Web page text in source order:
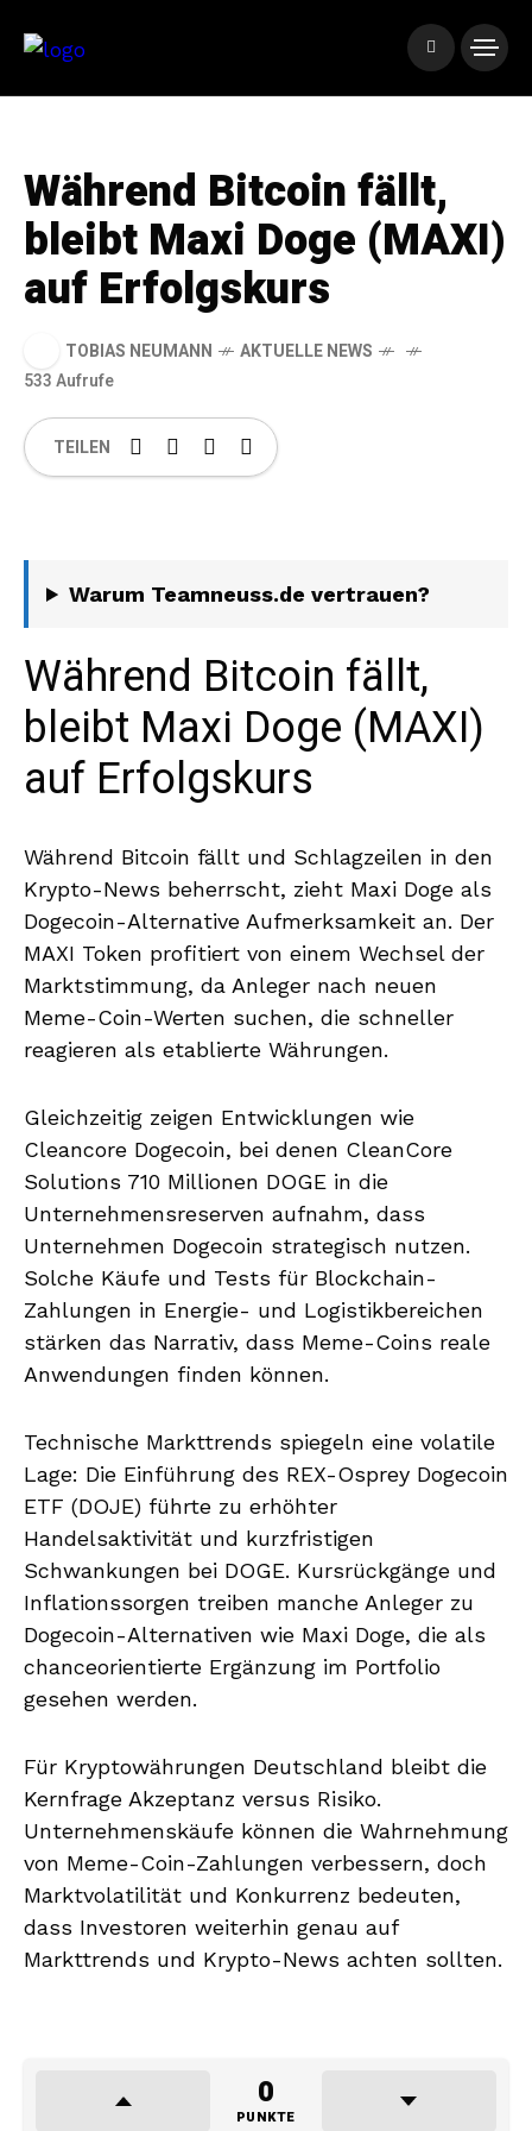
Während Bitcoin fällt,
bleibt Maxi Doge (MAXI)
auf Erfolgskurs
TOBIAS NEUMANN
AKTUELLE NEWS
533 Aufrufe
TEILEN
Warum Teamneuss.de vertrauen?
Während Bitcoin fällt,
bleibt Maxi Doge (MAXI)
auf Erfolgskurs
Während Bitcoin fällt und Schlagzeilen in den
Krypto-News beherrscht, zieht Maxi Doge als
Dogecoin-Alternative Aufmerksamkeit an. Der
MAXI Token profitiert von einem Wechsel der
Marktstimmung, da Anleger nach neuen
Meme-Coin-Werten suchen, die schneller
reagieren als etablierte Währungen.
Gleichzeitig zeigen Entwicklungen wie
Cleancore Dogecoin, bei denen CleanCore
Solutions 710 Millionen DOGE in die
Unternehmensreserven aufnahm, dass
Unternehmen Dogecoin strategisch nutzen.
Solche Käufe und Tests für Blockchain-
Zahlungen in Energie- und Logistikbereichen
stärken das Narrativ, dass Meme-Coins reale
Anwendungen finden können.
Technische Markttrends spiegeln eine volatile
Lage: Die Einführung des REX-Osprey Dogecoin
ETF (DOJE) führte zu erhöhter
Handelsaktivität und kurzfristigen
Schwankungen bei DOGE. Kursrückgänge und
Inflationssorgen treiben manche Anleger zu
Dogecoin-Alternativen wie Maxi Doge, die als
chanceorientierte Ergänzung im Portfolio
gesehen werden.
Für Kryptowährungen Deutschland bleibt die
Kernfrage Akzeptanz versus Risiko.
Unternehmenskäufe können die Wahrnehmung
von Meme-Coin-Zahlungen verbessern, doch
Marktvolatilität und Konkurrenz bedeuten,
dass Investoren weiterhin genau auf
Markttrends und Krypto-News achten sollten.
0
PUNKTE